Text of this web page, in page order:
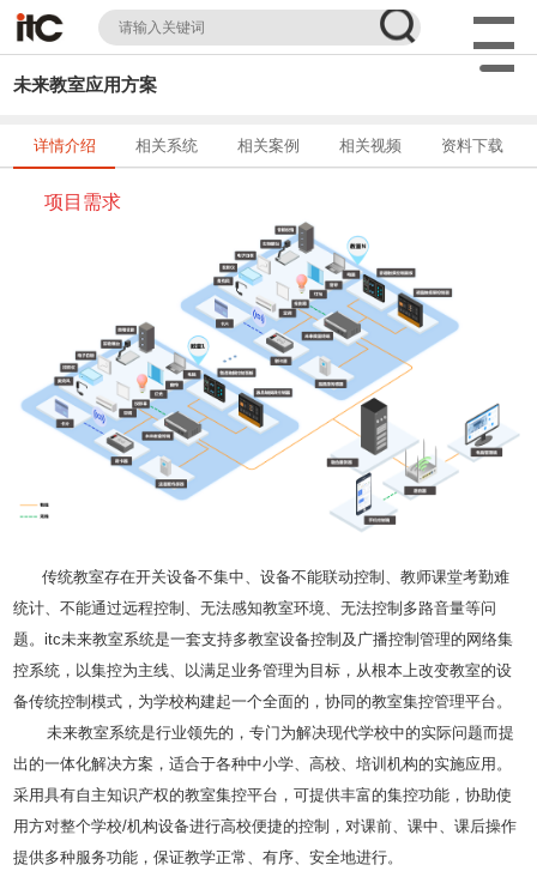
未来教室应用方案
详情介绍 相关系统 相关案例 相关视频 资料下载
项目需求
传统教室存在开关设备不集中、设备不能联动控制、教师课堂考勤难
统计、不能通过远程控制、无法感知教室环境、无法控制多路音量等问
题。itc未来教室系统是一套支持多教室设备控制及广播控制管理的网络集
控系统，以集控为主线、以满足业务管理为目标，从根本上改变教室的设
备传统控制模式，为学校构建起一个全面的，协同的教室集控管理平台。
未来教室系统是行业领先的，专门为解决现代学校中的实际问题而提
出的一体化解决方案，适合于各种中小学、高校、培训机构的实施应用。
采用具有自主知识产权的教室集控平台，可提供丰富的集控功能，协助使
用方对整个学校/机构设备进行高校便捷的控制，对课前、课中、课后操作
提供多种服务功能，保证教学正常、有序、安全地进行。